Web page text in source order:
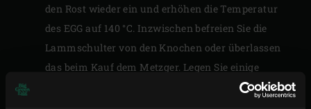
den Rost wieder ein und erhöhen die Temperatur
des EGG auf 140 °C. Inzwischen befreien Sie die
Lammschulter von den Knochen oder überlassen
das beim Kauf dem Metzger. Legen Sie einige
Rosmarin- und Thymianzweige beiseite, zerhacken